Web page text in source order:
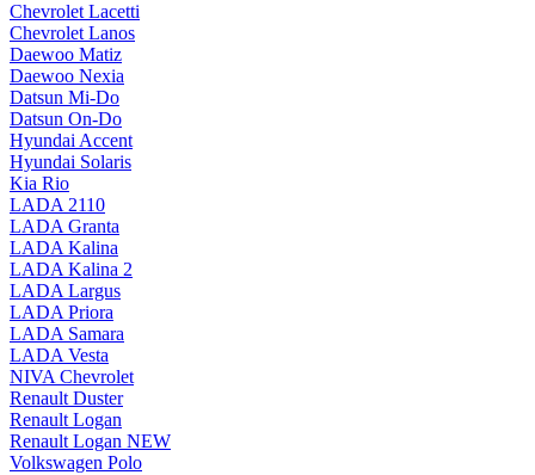
Chevrolet Lacetti
Chevrolet Lanos
Daewoo Matiz
Daewoo Nexia
Datsun Mi-Do
Datsun On-Do
Hyundai Accent
Hyundai Solaris
Kia Rio
LADA 2110
LADA Granta
LADA Kalina
LADA Kalina 2
LADA Largus
LADA Priora
LADA Samara
LADA Vesta
NIVA Chevrolet
Renault Duster
Renault Logan
Renault Logan NEW
Volkswagen Polo